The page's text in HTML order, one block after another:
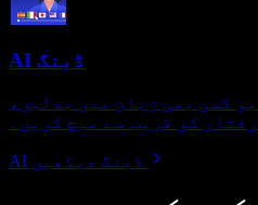
AI ڈبنگ
کسی بھی زبان میں بدلیں،
کو قریب سے میچ کریں۔
AI ڈبنگ دیکھیں